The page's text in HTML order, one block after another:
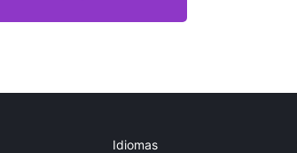
Idiomas